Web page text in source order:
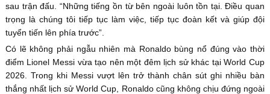
sau trận đấu. “Những tiếng ồn từ bên ngoài luôn tồn tại. Điều quan
trọng là chúng tôi tiếp tục làm việc, tiếp tục đoàn kết và giúp đội
tuyển tiến lên phía trước”.
Có lẽ không phải ngẫu nhiên mà Ronaldo bùng nổ đúng vào thời
điểm Lionel Messi vừa tạo nên một đêm lịch sử khác tại World Cup
2026. Trong khi Messi vượt lên trở thành chân sút ghi nhiều bàn
thắng nhất lịch sử World Cup, Ronaldo cũng không chịu đứng ngoài